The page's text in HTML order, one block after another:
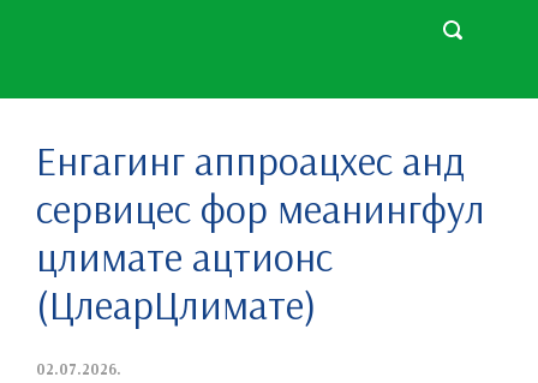
Енгагинг аппроацхес анд
сервицес фор меанингфул
цлимате ацтионс
(ЦлеарЦлимате)
02.07.2026.